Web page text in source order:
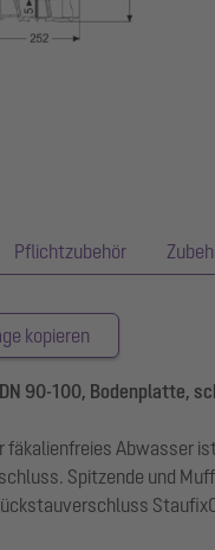
Pflichtzubehör
kopieren
90-100, Bodenplatte,
fäkalienfreies Abwasser
Spitzende und